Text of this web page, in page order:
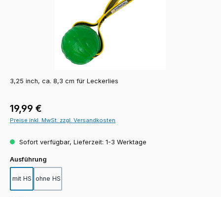
3,25 inch, ca. 8,3 cm für Leckerlies
Regulärer Preis:
19,99 €
Preise inkl. MwSt. zzgl. Versandkosten
Sofort verfügbar, Lieferzeit: 1-3 Werktage
Ausführung
mit HS ohne HS